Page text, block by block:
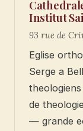
Institut
93 rue de
Eglise
Serge a
de
— grande